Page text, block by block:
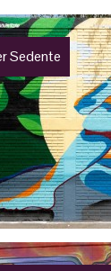
Sedente